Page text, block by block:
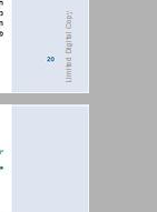
3.2. Talent Assessment Process in Dance ... 20